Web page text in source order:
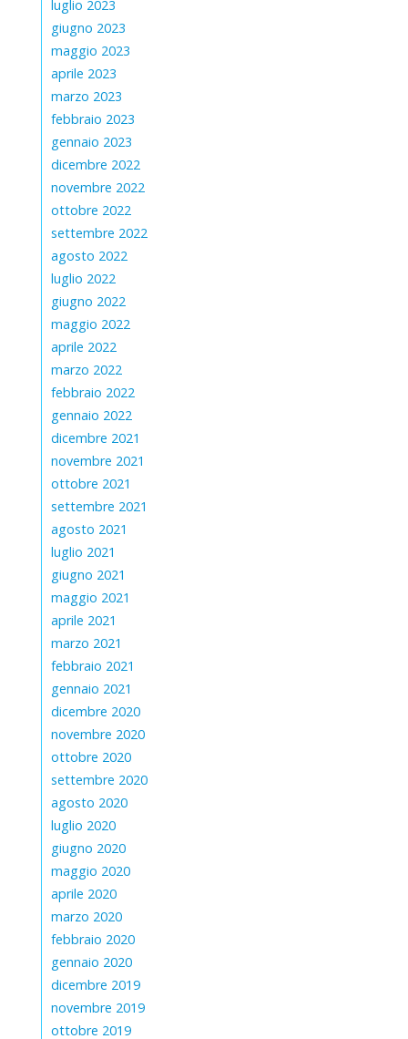
luglio 2023
giugno 2023
maggio 2023
aprile 2023
marzo 2023
febbraio 2023
gennaio 2023
dicembre 2022
novembre 2022
ottobre 2022
settembre 2022
agosto 2022
luglio 2022
giugno 2022
maggio 2022
aprile 2022
marzo 2022
febbraio 2022
gennaio 2022
dicembre 2021
novembre 2021
ottobre 2021
settembre 2021
agosto 2021
luglio 2021
giugno 2021
maggio 2021
aprile 2021
marzo 2021
febbraio 2021
gennaio 2021
dicembre 2020
novembre 2020
ottobre 2020
settembre 2020
agosto 2020
luglio 2020
giugno 2020
maggio 2020
aprile 2020
marzo 2020
febbraio 2020
gennaio 2020
dicembre 2019
novembre 2019
ottobre 2019